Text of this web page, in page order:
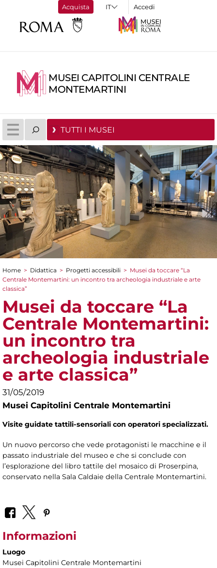
Acquista Accedi
MUSEI CAPITOLINI CENTRALE
MONTEMARTINI
TUTTI I MUSEI
Tu sei qui
Home > Didattica > Progetti accessibili > Musei da toccare “La
Centrale Montemartini: un incontro tra archeologia industriale e arte
classica”
Musei da toccare “La
Centrale Montemartini:
un incontro tra
archeologia industriale
e arte classica”
31/05/2019
Musei Capitolini Centrale Montemartini
Visite guidate tattili-sensoriali con operatori specializzati.
Un nuovo percorso che vede protagonisti le macchine e il
passato industriale del museo e che si conclude con
l’esplorazione del libro tattile del mosaico di Proserpina,
conservato nella Sala Caldaie della Centrale Montemartini.
Informazioni
Luogo
Musei Capitolini Centrale Montemartini